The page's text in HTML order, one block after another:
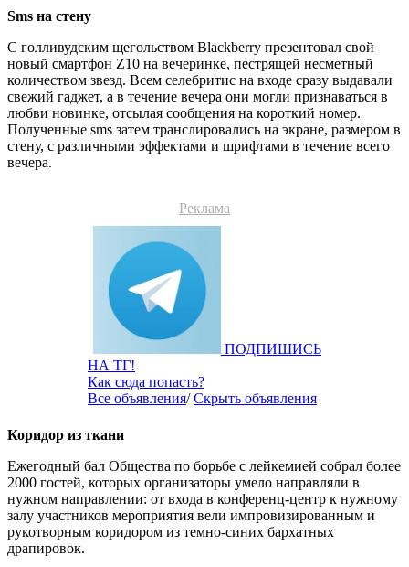
Sms на стену
С голливудским щегольством Blackberry презентовал свой
новый смартфон Z10 на вечеринке, пестрящей несметный
количеством звезд. Всем селебритис на входе сразу выдавали
свежий гаджет, а в течение вечера они могли признаваться в
любви новинке, отсылая сообщения на короткий номер.
Полученные sms затем транслировались на экране, размером в
стену, с различными эффектами и шрифтами в течение всего
вечера.
Реклама
ПОДПИШИСЬ
НА ТГ!
Как сюда попасть?
Все объявления/Скрыть объявления
Коридор из ткани
Ежегодный бал Общества по борьбе с лейкемией собрал более
2000 гостей, которых организаторы умело направляли в
нужном направлении: от входа в конференц-центр к нужному
залу участников мероприятия вели импровизированным и
рукотворным коридором из темно-синих бархатных
драпировок.